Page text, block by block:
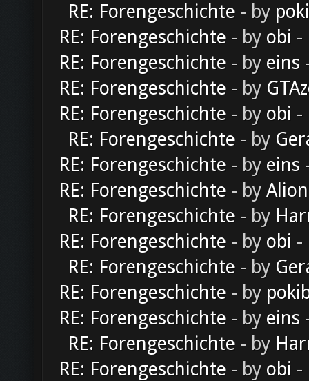
RE: Forengeschichte - by
RE: Forengeschichte - by obi -
RE: Forengeschichte - by eins
RE: Forengeschichte - by
RE: Forengeschichte - by obi -
RE: Forengeschichte - by
RE: Forengeschichte - by eins
RE: Forengeschichte - by Alion
RE: Forengeschichte - by
RE: Forengeschichte - by obi -
RE: Forengeschichte - by
RE: Forengeschichte - by
RE: Forengeschichte - by eins
RE: Forengeschichte - by
RE: Forengeschichte - by obi -